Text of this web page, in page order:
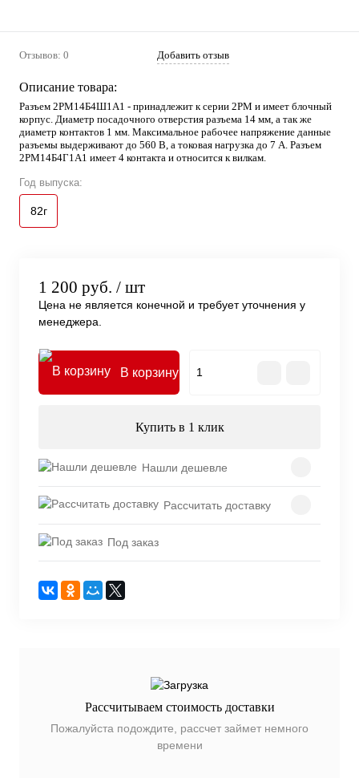
Отзывов: 0 Добавить отзыв
Описание товара:
Разъем 2РМ14Б4Ш1А1 - принадлежит к серии 2РМ и имеет блочный
корпус. Диаметр посадочного отверстия разъема 14 мм, а так же
диаметр контактов 1 мм. Максимальное рабочее напряжение данные
разъемы выдерживают до 560 В, а токовая нагрузка до 7 А. Разъем
2РМ14Б4Г1А1 имеет 4 контакта и относится к вилкам.
Год выпуска:
82г
1 200 руб. / шт
Цена не является конечной и требует уточнения у
менеджера.
В корзину
Купить в 1 клик
Нашли дешевле
Рассчитать доставку
Под заказ
Рассчитываем стоимость доставки
Пожалуйста подождите, рассчет займет немного
времени